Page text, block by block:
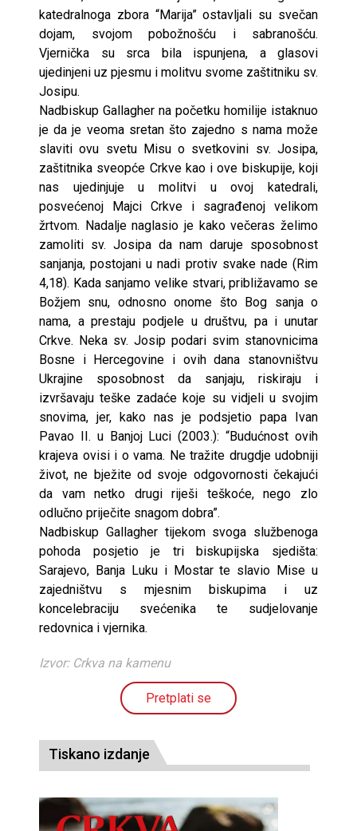
katedralnoga zbora “Marija” ostavljali su svečan
dojam, svojom pobožnošću i sabranošću.
Vjernička su srca bila ispunjena, a glasovi
ujedinjeni uz pjesmu i molitvu svome zaštitniku sv.
Josipu.
Nadbiskup Gallagher na početku homilije istaknuo
je da je veoma sretan što zajedno s nama može
slaviti ovu svetu Misu o svetkovini sv. Josipa,
zaštitnika sveopće Crkve kao i ove biskupije, koji
nas ujedinjuje u molitvi u ovoj katedrali,
posvećenoj Majci Crkve i sagrađenoj velikom
žrtvom. Nadalje naglasio je kako večeras želimo
zamoliti sv. Josipa da nam daruje sposobnost
sanjanja, postojani u nadi protiv svake nade (Rim
4,18). Kada sanjamo velike stvari, približavamo se
Božjem snu, odnosno onome što Bog sanja o
nama, a prestaju podjele u društvu, pa i unutar
Crkve. Neka sv. Josip podari svim stanovnicima
Bosne i Hercegovine i ovih dana stanovništvu
Ukrajine sposobnost da sanjaju, riskiraju i
izvršavaju teške zadaće koje su vidjeli u svojim
snovima, jer, kako nas je podsjetio papa Ivan
Pavao II. u Banjoj Luci (2003.): “Budućnost ovih
krajeva ovisi i o vama. Ne tražite drugdje udobniji
život, ne bježite od svoje odgovornosti čekajući
da vam netko drugi riješi teškoće, nego zlo
odlučno priječite snagom dobra”.
Nadbiskup Gallagher tijekom svoga službenoga
pohoda posjetio je tri biskupijska sjedišta:
Sarajevo, Banja Luku i Mostar te slavio Mise u
zajedništvu s mjesnim biskupima i uz
koncelebraciju svećenika te sudjelovanje
redovnica i vjernika.
Izvor: Crkva na kamenu
Pretplati se
Tiskano izdanje